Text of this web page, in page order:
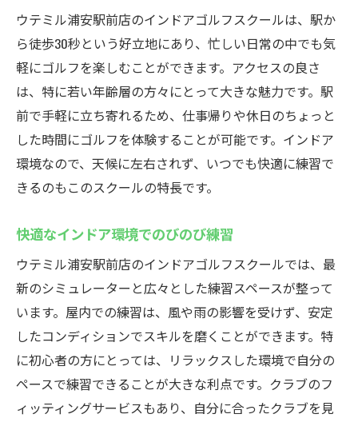
ウテミル浦安駅前店のインドアゴルフスクールは、駅か
ら徒歩30秒という好立地にあり、忙しい日常の中でも気
軽にゴルフを楽しむことができます。アクセスの良さ
は、特に若い年齢層の方々にとって大きな魅力です。駅
前で手軽に立ち寄れるため、仕事帰りや休日のちょっと
した時間にゴルフを体験することが可能です。インドア
環境なので、天候に左右されず、いつでも快適に練習で
きるのもこのスクールの特長です。
快適なインドア環境でのびのび練習
ウテミル浦安駅前店のインドアゴルフスクールでは、最
新のシミュレーターと広々とした練習スペースが整って
います。屋内での練習は、風や雨の影響を受けず、安定
したコンディションでスキルを磨くことができます。特
に初心者の方にとっては、リラックスした環境で自分の
ペースで練習できることが大きな利点です。クラブのフ
ィッティングサービスもあり、自分に合ったクラブを見